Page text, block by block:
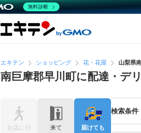
エキテン ショッピング 花・花屋 山梨県
南巨摩郡早川町に配達・デ
検索条件
お店に行
来て
届けても
無料診断